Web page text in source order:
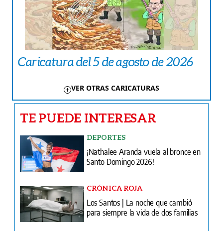
Caricatura del 5 de agosto de 2026
VER OTRAS CARICATURAS
TE PUEDE INTERESAR
DEPORTES
¡Nathalee Aranda vuela al bronce en
Santo Domingo 2026!
CRÓNICA ROJA
Los Santos | La noche que cambió
para siempre la vida de dos familias